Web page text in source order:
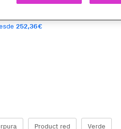
Envía desde:
252,36€
Product red Verde